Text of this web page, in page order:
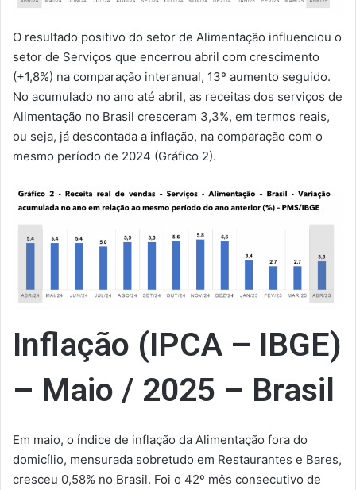
O resultado positivo do setor de Alimentação influenciou o
setor de Serviços que encerrou abril com crescimento
(+1,8%) na comparação interanual, 13º aumento seguido.
No acumulado no ano até abril, as receitas dos serviços de
Alimentação no Brasil cresceram 3,3%, em termos reais,
ou seja, já descontada a inflação, na comparação com o
mesmo período de 2024 (Gráfico 2).
Inflação (IPCA – IBGE)
– Maio / 2025 – Brasil
Em maio, o índice de inflação da Alimentação fora do
domicílio, mensurada sobretudo em Restaurantes e Bares,
cresceu 0,58% no Brasil. Foi o 42º mês consecutivo de